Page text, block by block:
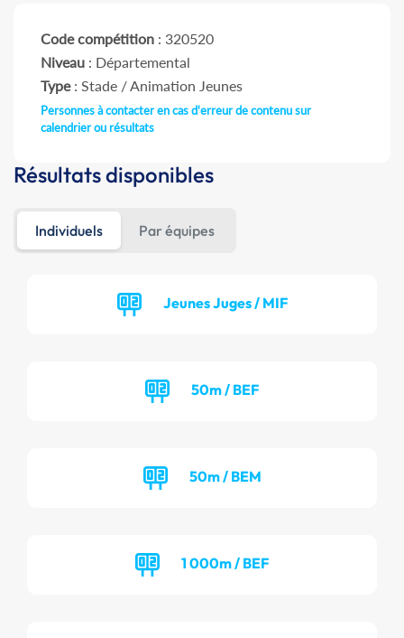
Code compétition : 320520
Niveau : Départemental
Type: Stade / Animation Jeunes
Personnes à contacter en cas d'erreur de contenu sur
calendrier ou résultats
Résultats disponibles
Individuels Par équipes
Jeunes Juges / MIF
50m / BEF
50m / BEM
1 000m / BEF